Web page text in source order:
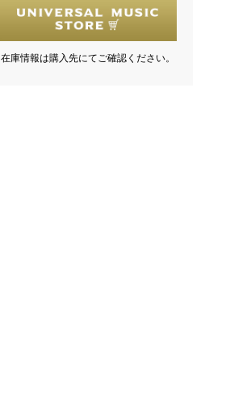
在庫情報は購入先にてご確認ください。